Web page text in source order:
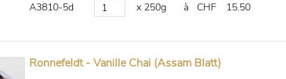
A3810-5d x 250g à CHF 15.50
Ronnefeldt - Vanille Chai (Assam Blatt)